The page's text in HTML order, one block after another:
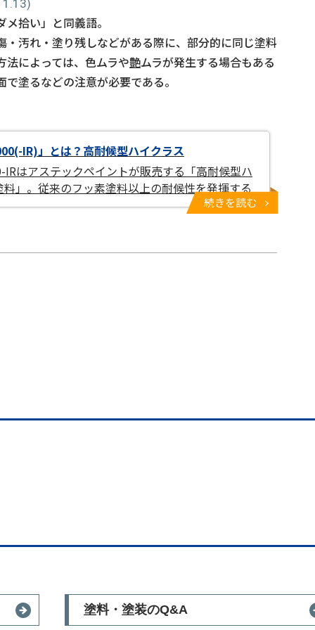
拾い」と同義語。
・汚れ・塗り残しなどがある際に、部分的に同じ塗料
法によっては、色ムラや艶ムラが発生する場合もある
塗るなどの注意が必要である。
IR)」とは？高耐候型ハイクラス
IRはアステックペイントが販売する「高耐候型ハ
」。従来のフッ素塗料以上の耐候性を発揮する
続きを読む
塗料・塗装のQ&A